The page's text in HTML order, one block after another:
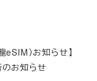
）お知らせ】
お知らせ